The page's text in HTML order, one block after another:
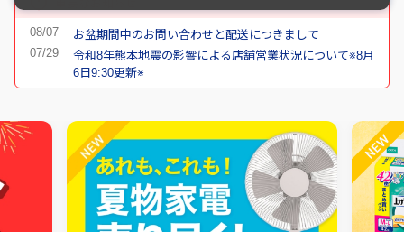
お盆期間中のお問い合わせと配送につきまして
令和8年熊本地震の影響による店舗営業状況について※8月
6日9:30更新※